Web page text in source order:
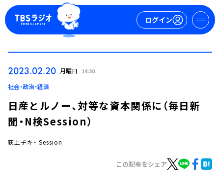
ログイン
2023.02.20 月曜日 14:30
社会・政治・経済
日産とルノー、対等な資本関係に（毎日新
聞・N検Session）
荻上チキ・ Session
この記事をシェア